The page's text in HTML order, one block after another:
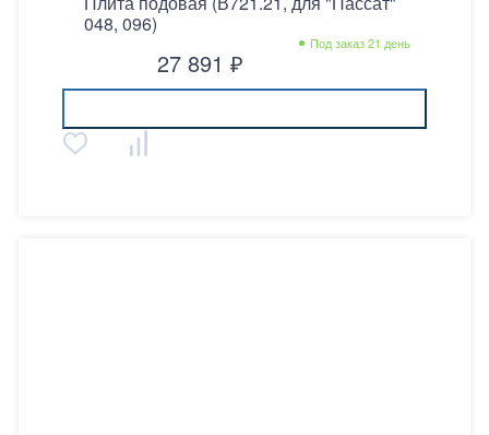
048, 096)
Под заказ 21 день
27 891 ₽